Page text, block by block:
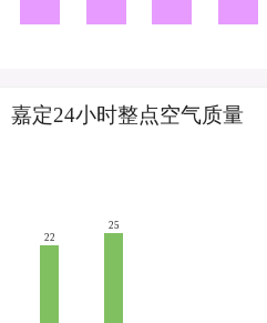
嘉定24小时整点空气质量
22
25